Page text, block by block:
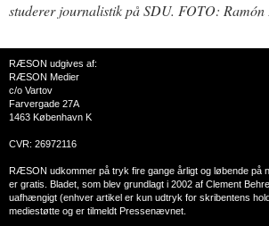
studerer journalistik på SDU. FOTO: Ramón
RÆSON udgives af:
RÆSON Medier
c/o Vartov
Farvergade 27A
1463 København K
CVR: 26972116
RÆSON udkommer på tryk fire gange årligt og løbende på
er gratis. Bladet, som blev grundlagt i 2002 af Clement
uafhængigt (enhver artikel er kun udtryk for skribentens
mediestøtte og er tilmeldt Pressenævnet.